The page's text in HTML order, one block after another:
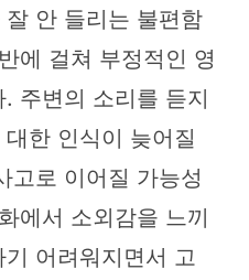
안 들리는 불편함
에 걸쳐 부정적인 영
주변의 소리를 듣지
한 인식이 늦어질
고로 이어질 가능성
에서 소외감을 느끼
어려워지면서 고